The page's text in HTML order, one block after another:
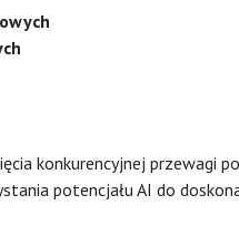
konkurencyjnej przewagi
potencjału AI do